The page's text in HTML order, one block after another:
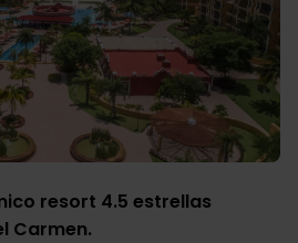
resort 4.5 estrellas
Carmen.